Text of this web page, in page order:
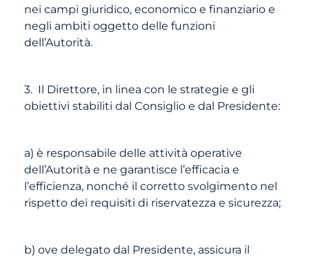
nei campi giuridico, economico e finanziario e
negli ambiti oggetto delle funzioni
dell’Autorità.
3. Il Direttore, in linea con le strategie e gli
obiettivi stabiliti dal Consiglio e dal Presidente:
a) è responsabile delle attività operative
dell’Autorità e ne garantisce l’efficacia e
l’efficienza, nonché il corretto svolgimento nel
rispetto dei requisiti di riservatezza e sicurezza;
b) ove delegato dal Presidente, assicura il